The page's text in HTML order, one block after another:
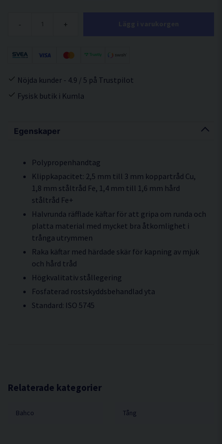
Egenskaper
Polypropenhandtag
Klippkapacitet: 2,5 mm till 3 mm koppartråd Cu,
1,8 mm ståltråd Fe, 1,4 mm till 1,6 mm hård
ståltråd Fe+
Halvrunda räfflade käftar för att gripa om runda och
platta material med mycket bra åtkomlighet i
trånga utrymmen
Raka käftar med härdade skär för kapning av mjuk
och hård tråd
Högkvalitativ stållegering
Fosfaterad rostskyddsbehandlad yta
Standard: ISO 5745
Relaterade kategorier
Bahco Tång
- +
Nöjda kunder - 4.9 / 5 på Trustpilot
Fysisk butik i Kumla